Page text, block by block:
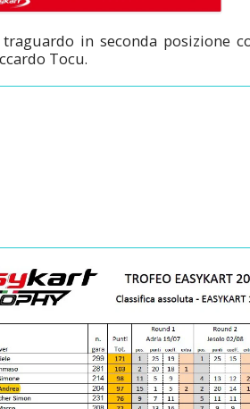
in seconda posizione
Tocu.